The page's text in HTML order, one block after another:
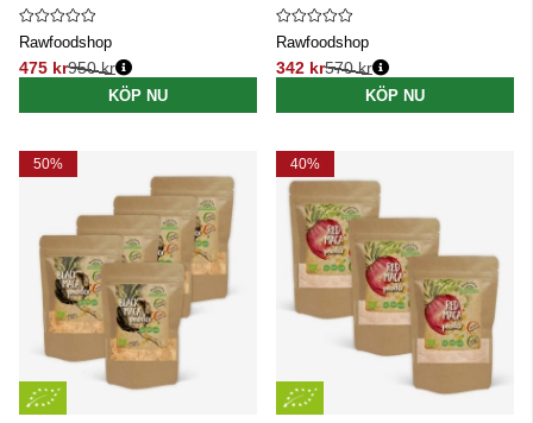
Rawfoodshop
475 kr
Ordinarie pris:
950 kr
KÖP NU
Rawfoodshop
342 kr
Ordinarie pris:
570 kr
KÖP NU
50% 40%